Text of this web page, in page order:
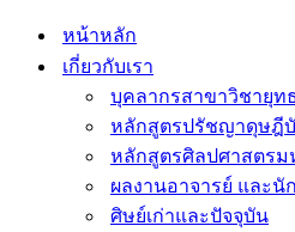
หน้าหลัก
เกี่ยวกับเรา
บุคลากรสาขาวิชายุ
หลักสูตรปรัชญาดุษฎี
หลักสูตรศิลปศาสตร
ผลงานอาจารย์ และนั
ศิษย์เก่าและปัจจุบัน